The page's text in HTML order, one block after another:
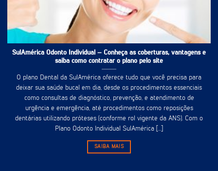
SulAmérica Odonto Individual – Conheça as coberturas, vantagens e
saiba como contratar o plano pelo site
O plano Dental da SulAmérica oferece tudo que você precisa para
deixar sua saúde bucal em dia, desde os procedimentos essenciais
como consultas de diagnóstico, prevenção, e atendimento de
urgência e emergência, até procedimentos como reposições
dentárias utilizando próteses (conforme rol vigente da ANS). Com o
Plano Odonto Individual SulAmérica [...]
SAIBA MAIS